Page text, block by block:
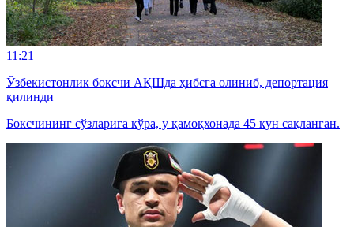
11:21
Ўзбекистонлик боксчи АҚШда ҳибсга олиниб, депортация
қилинди
Боксчининг сўзларига кўра, у қамоқхонада 45 кун сақланган.